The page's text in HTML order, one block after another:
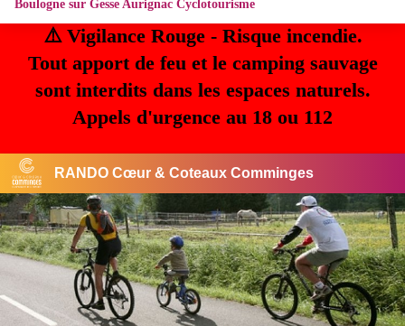
⚠️ Vigilance Rouge - Risque incendie.
Tout apport de feu et le camping sauvage
sont interdits dans les espaces naturels.
Appels d'urgence au 18 ou 112
RANDO Cœur & Coteaux Comminges
Boulogne sur Gesse Aurignac Cyclotourisme
CDT31